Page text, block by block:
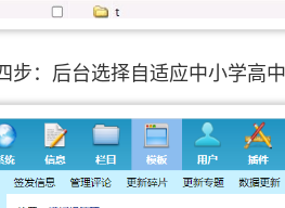
步：后台选择自适应中小学高